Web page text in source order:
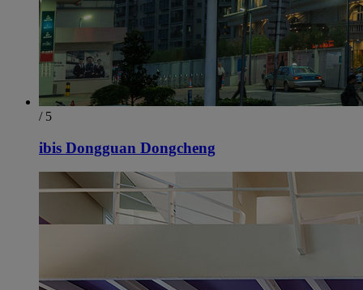
/ 5
ibis Dongguan Dongcheng